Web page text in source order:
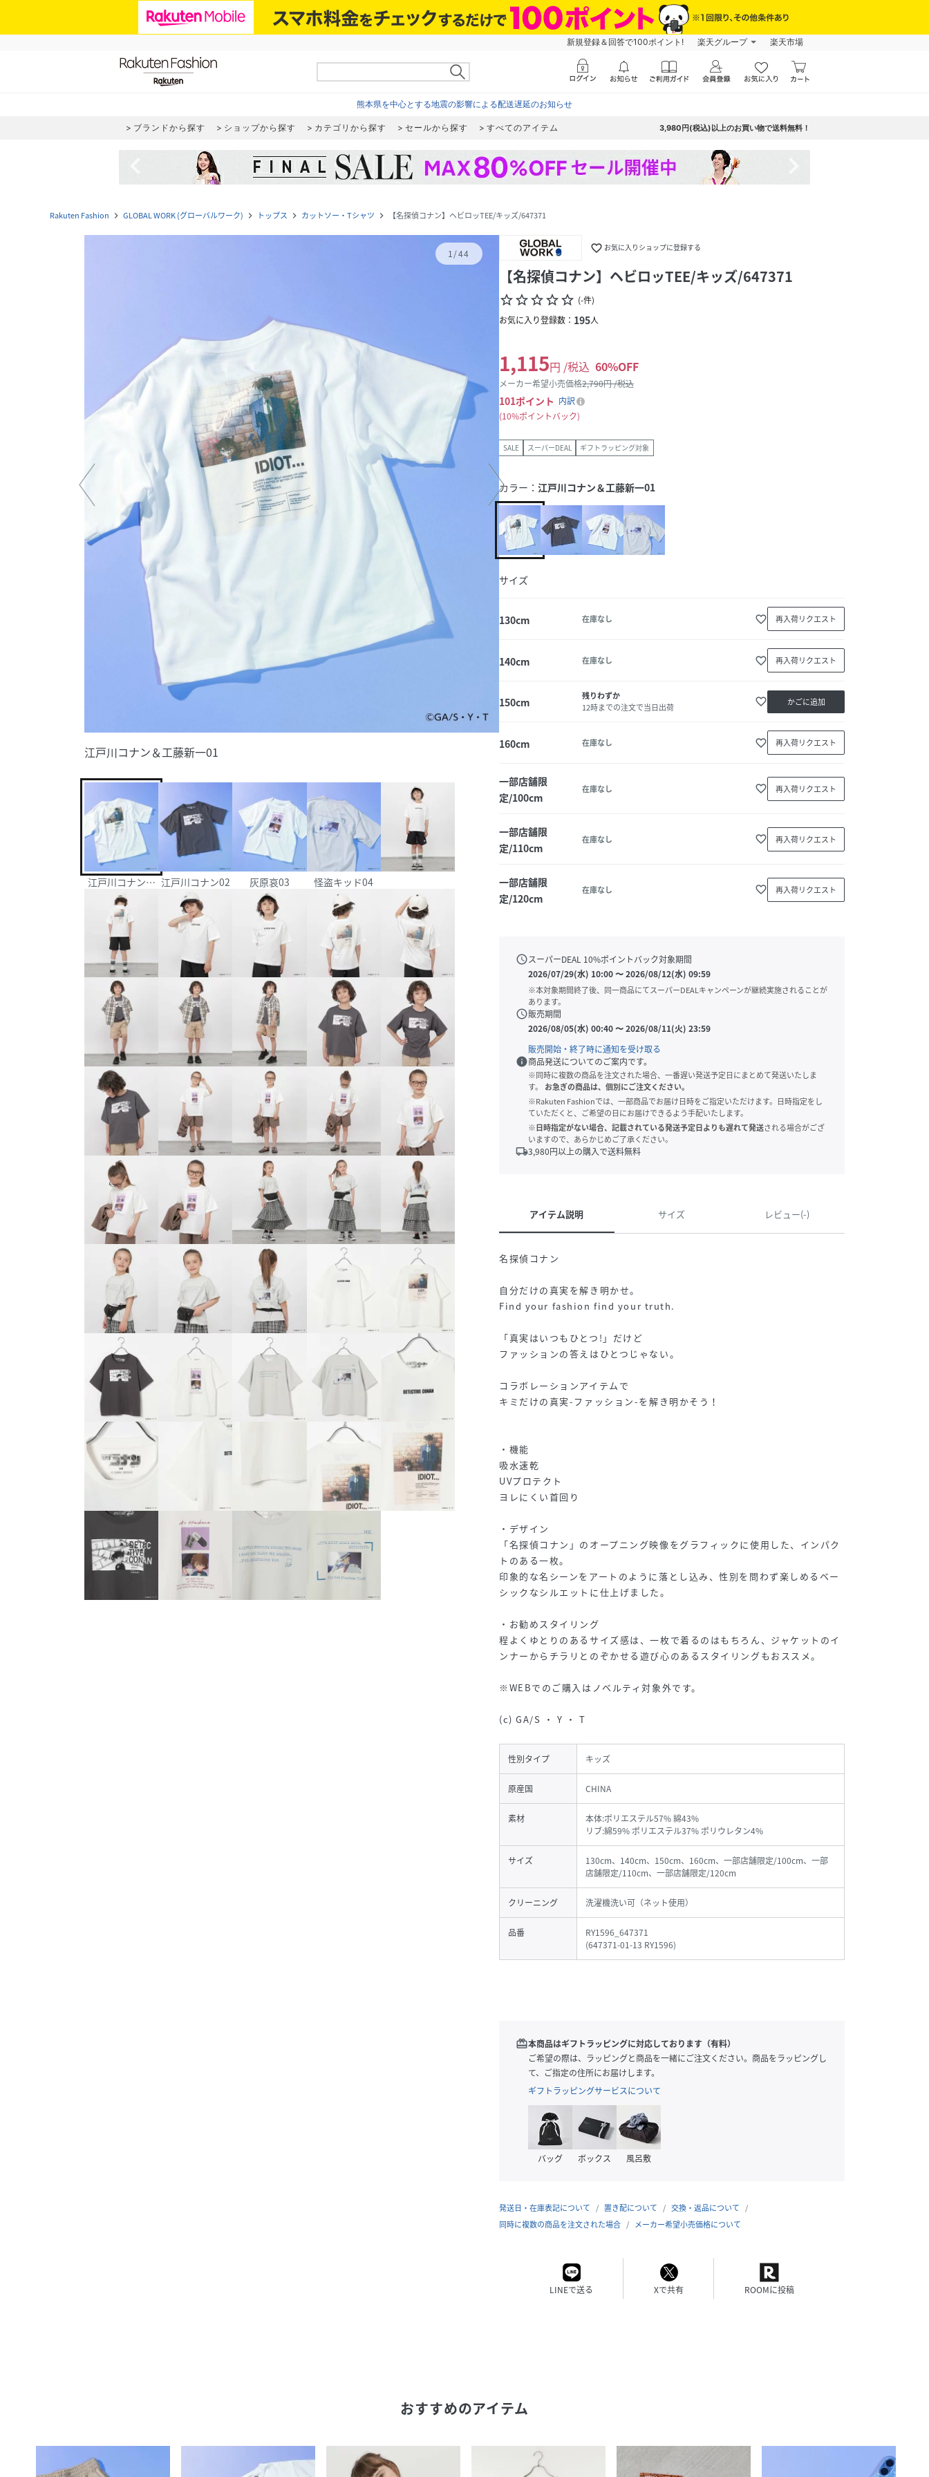
新規登録＆回答で100ポイント! 楽天グループ 楽天市場
熊本県を中心とする地震の影響による配送遅延のお知らせ
ブランドから探す ショップから探す カテゴリから探す セールから探す すべてのアイテム 3,980円(税込)以上のお買い物で送料無料！
Rakuten Fashion navigate_next GLOBAL WORK (グローバルワーク) navigate_next トップス navigate_next カットソー・Tシャツ navigate_next 【名探偵コナン】ヘビロッTEE/キッズ/647371
1/44
江戸川コナン＆工藤新一01
江戸川コナン＆工藤新一01
江戸川コナン02 灰原哀03 怪盗キッド04
favorite_border お気に入りショップに登録する
【名探偵コナン】ヘビロッTEE/キッズ/647371
star_borderstar_borderstar_borderstar_borderstar_border (-件)
お気に入り登録数： 195人
1,115円 /税込 60%OFF
メーカー希望小売価格2,790円 /税込
101ポイント 内訳
10%ポイントバック
SALE スーパーDEAL ギフトラッピング対象
カラー： 江戸川コナン＆工藤新一01
サイズ
130cm 在庫なし favorite_border 再入荷リクエスト
140cm 在庫なし favorite_border 再入荷リクエスト
150cm
残りわずか
12時までの注文で当日出荷
favorite_border かごに追加
160cm 在庫なし favorite_border 再入荷リクエスト
一部店舗限
定/100cm
在庫なし favorite_border 再入荷リクエスト
一部店舗限
定/110cm
在庫なし favorite_border 再入荷リクエスト
一部店舗限
定/120cm
在庫なし favorite_border 再入荷リクエスト
scheduleスーパーDEAL 10%ポイントバック対象期間
2026/07/29(水) 10:00〜2026/08/12(水) 09:59
※本対象期間終了後、同一商品にてスーパーDEALキャンペーンが継続実施されることが
あります。
schedule販売期間
2026/08/05(水) 00:40〜2026/08/11(火) 23:59
販売開始・終了時に通知を受け取る
info商品発送についてのご案内です。
※同時に複数の商品を注文された場合、一番遅い発送予定日にまとめて発送いたしま
す。
お急ぎの商品は、個別にご注文ください。
※Rakuten Fashionでは、一部商品でお届け日時をご指定いただけます。日時指定をし
ていただくと、ご希望の日にお届けできるよう手配いたします。
※日時指定がない場合、記載されている発送予定日よりも遅れて発送される場合がござ
いますので、あらかじめご了承ください。
local_shipping3,980円以上の購入で送料無料
アイテム説明 サイズ レビュー(-)
名探偵コナン
自分だけの真実を解き明かせ。
Find your fashion find your truth.
「真実はいつもひとつ!」だけど
ファッションの答えはひとつじゃない。
コラボレーションアイテムで
キミだけの真実-ファッション-を解き明かそう！
・機能
吸水速乾
UVプロテクト
ヨレにくい首回り
・デザイン
「名探偵コナン」のオープニング映像をグラフィックに使用した、インパク
トのある一枚。
印象的な名シーンをアートのように落とし込み、性別を問わず楽しめるベー
シックなシルエットに仕上げました。
・お勧めスタイリング
程よくゆとりのあるサイズ感は、一枚で着るのはもちろん、ジャケットのイ
ンナーからチラリとのぞかせる遊び心のあるスタイリングもおススメ。
※WEBでのご購入はノベルティ対象外です。
(c) GA/S ・ Y ・ T
性別タイプ キッズ
原産国 CHINA
素材
本体:ポリエステル57% 綿43%
リブ:綿59% ポリエステル37% ポリウレタン4%
サイズ
130cm、140cm、150cm、160cm、一部店舗限定/100cm、一部
店舗限定/110cm、一部店舗限定/120cm
クリーニング 洗濯機洗い可（ネット使用）
品番
RY1596_647371
(647371-01-13 RY1596)
redeem本商品はギフトラッピングに対応しております（有料）
ご希望の際は、ラッピングと商品を一緒にご注文ください。商品をラッピングし
て、ご指定の住所にお届けします。
ギフトラッピングサービスについて
バッグ ボックス 風呂敷
発送日・在庫表記について 置き配について
交換・返品について
同時に複数の商品を注文された場合
メーカー希望小売価格について
LINEで送る Xで共有 ROOMに投稿
おすすめのアイテム